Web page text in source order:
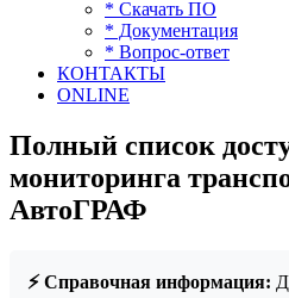
* Скачать ПО
* Документация
* Вопрос-ответ
КОНТАКТЫ
ONLINE
Полный список
мониторинга
АвтоГРАФ
⚡ Справочная информация: